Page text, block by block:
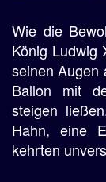
Wie die
König Ludwig
seinen Augen
Ballon mit
steigen
Hahn, eine
kehrten